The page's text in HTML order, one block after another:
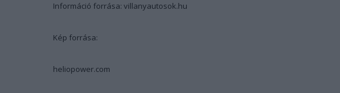
Információ forrása: villanyautosok.hu
Kép forrása:
heliopower.com